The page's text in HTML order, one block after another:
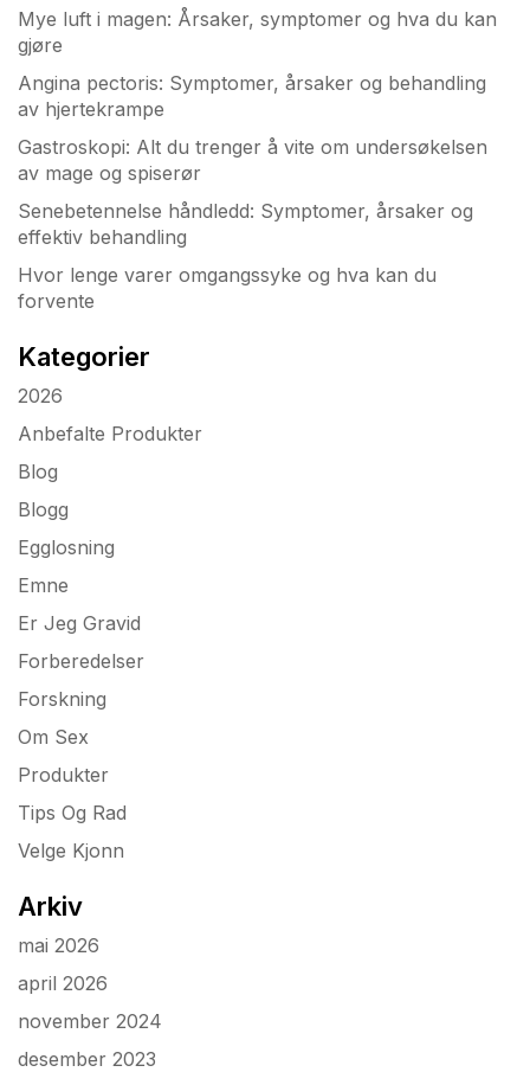
Mye luft i magen: Årsaker, symptomer og hva du kan
gjøre
Angina pectoris: Symptomer, årsaker og behandling
av hjertekrampe
Gastroskopi: Alt du trenger å vite om undersøkelsen
av mage og spiserør
Senebetennelse håndledd: Symptomer, årsaker og
effektiv behandling
Hvor lenge varer omgangssyke og hva kan du
forvente
Kategorier
2026
Anbefalte Produkter
Blog
Blogg
Egglosning
Emne
Er Jeg Gravid
Forberedelser
Forskning
Om Sex
Produkter
Tips Og Rad
Velge Kjonn
Arkiv
mai 2026
april 2026
november 2024
desember 2023